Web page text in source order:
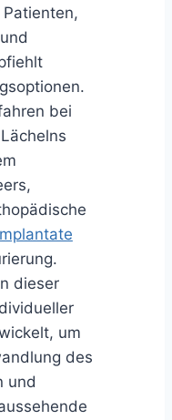
bei
dieser
um
des
und